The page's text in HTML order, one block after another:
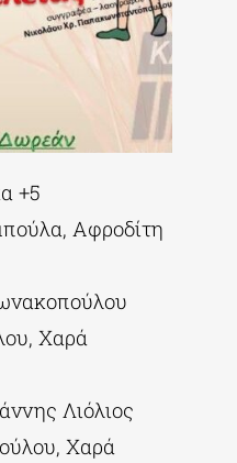
+5
Αφροδίτη
Χαρά
Λιόλιος
Χαρά